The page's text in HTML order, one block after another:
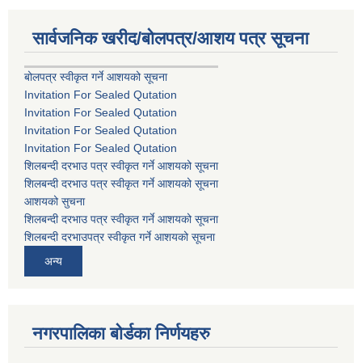
सार्वजनिक खरीद/बोलपत्र/आशय पत्र सूचना
बोलपत्र स्वीकृत गर्ने आशयको सूचना
Invitation For Sealed Qutation
Invitation For Sealed Qutation
Invitation For Sealed Qutation
Invitation For Sealed Qutation
शिलबन्दी दरभाउ पत्र स्वीकृत गर्ने आशयको सूचना
शिलबन्दी दरभाउ पत्र स्वीकृत गर्ने आशयको सूचना
आशयको सुचना
शिलबन्दी दरभाउ पत्र स्वीकृत गर्ने आशयको सूचना
शिलबन्दी दरभाउपत्र स्वीकृत गर्ने आशयको सूचना
अन्य
नगरपालिका बोर्डका निर्णयहरु